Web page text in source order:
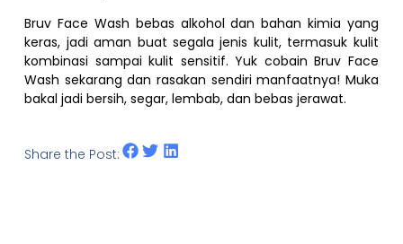
Bruv Face Wash bebas alkohol dan bahan kimia yang
keras, jadi aman buat segala jenis kulit, termasuk kulit
kombinasi sampai kulit sensitif. Yuk cobain Bruv Face
Wash sekarang dan rasakan sendiri manfaatnya! Muka
bakal jadi bersih, segar, lembab, dan bebas jerawat.
Share the Post: